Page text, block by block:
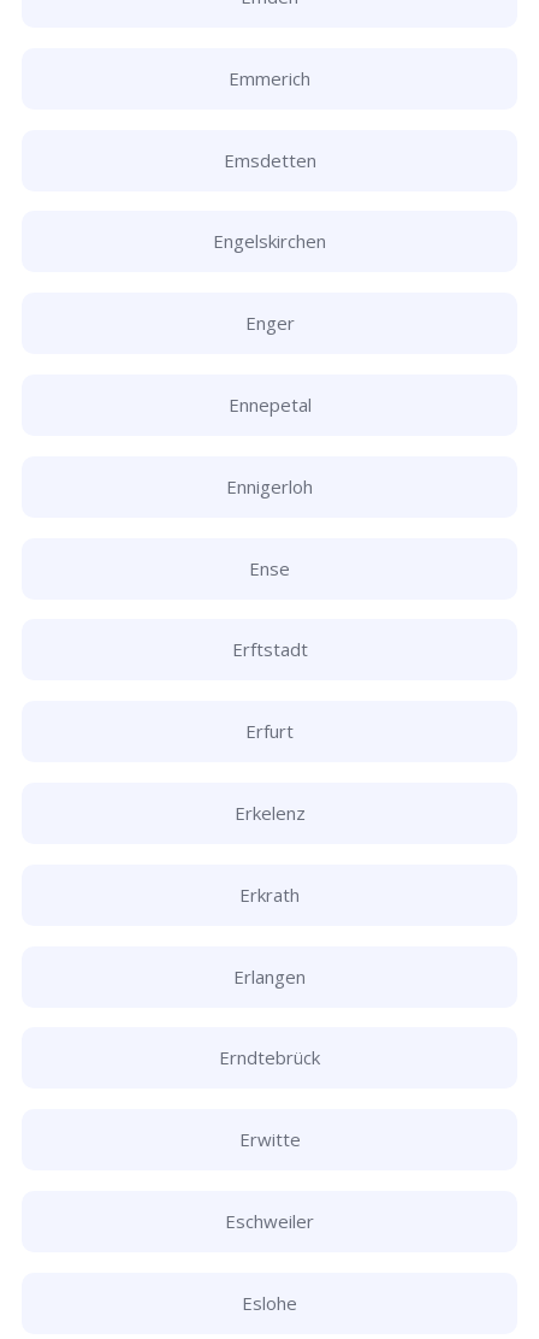
Emmerich
Emsdetten
Engelskirchen
Enger
Ennepetal
Ennigerloh
Ense
Erftstadt
Erfurt
Erkelenz
Erkrath
Erlangen
Erndtebrück
Erwitte
Eschweiler
Eslohe